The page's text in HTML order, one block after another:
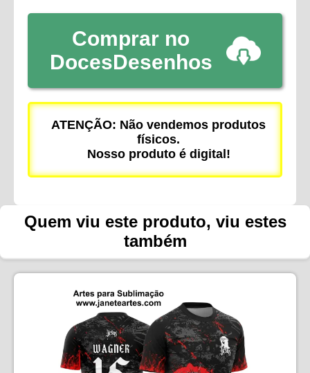
Comprar no
DocesDesenhos
ATENÇÃO: Não vendemos produtos
físicos.
Nosso produto é digital!
Quem viu este produto, viu estes
também